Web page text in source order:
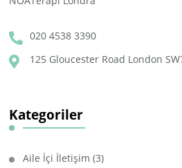
020 4538 3390
125 Gloucester Road London
Kategoriler
Aile İçi İletişim (3)